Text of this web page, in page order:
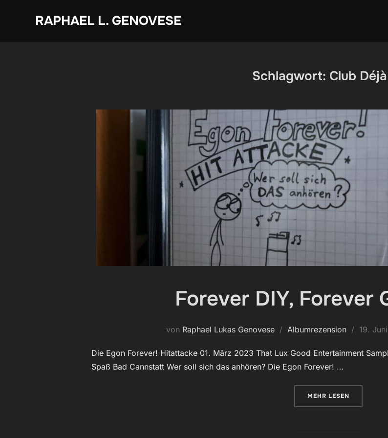
RAPHAEL L. GENOVESE
Schlagwort: Club
Forever DIY, Forever
von Raphael Lukas Genovese Albumrezension 19.
Die Egon Forever! Hitattacke 01. März 2023 That Lux Good Entertainment
Spaß Bad Cannstatt Wer soll sich das anhören? Die Egon Forever! …
MEHR ÜBER „FOREVER
LESEN